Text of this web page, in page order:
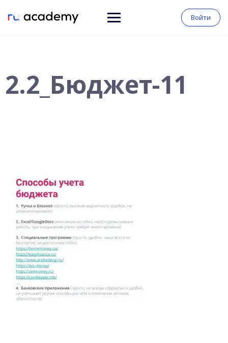
Войти
2.2_Бюджет-11